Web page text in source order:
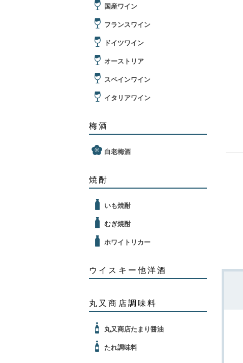
国産ワイン
フランスワイン
ドイツワイン
オーストリア
スペインワイン
イタリアワイン
梅酒
白老梅酒
焼酎
いも焼酎
むぎ焼酎
ホワイトリカー
ウイスキー他洋酒
丸又商店調味料
丸又商店たまり醤油
たれ調味料